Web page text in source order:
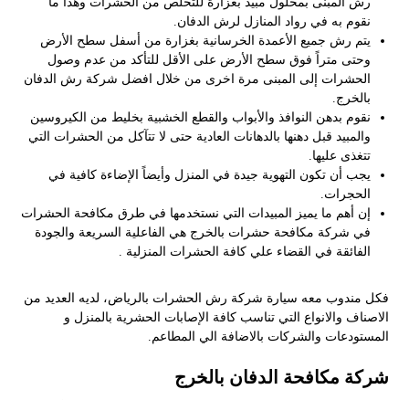
نقوم به في رواد المنازل لرش الدفان.
يتم رش جميع الأعمدة الخرسانية بغزارة من أسفل سطح الأرض
وحتى متراً فوق سطح الأرض على الأقل للتأكد من عدم وصول
الحشرات إلى المبنى مرة اخرى من خلال افضل شركة رش الدفان
بالخرج.
نقوم بدهن النوافذ والأبواب والقطع الخشبية بخليط من الكيروسين
والمبيد قبل دهنها بالدهانات العادية حتى لا تتآكل من الحشرات التي
تتغذى عليها.
يجب أن تكون التهوية جيدة في المنزل وأيضاً الإضاءة كافية في
الحجرات.
إن أهم ما يميز المبيدات التي نستخدمها في طرق مكافحة الحشرات
في شركة مكافحة حشرات بالخرج هي الفاعلية السريعة والجودة
الفائقة في القضاء علي كافة الحشرات المنزلية .
فكل مندوب معه سيارة شركة رش الحشرات بالرياض، لديه العديد من
الاصناف والانواع التي تناسب كافة الإصابات الحشرية بالمنزل و
المستودعات والشركات بالاضافة الي المطاعم.
شركة مكافحة الدفان بالخرج